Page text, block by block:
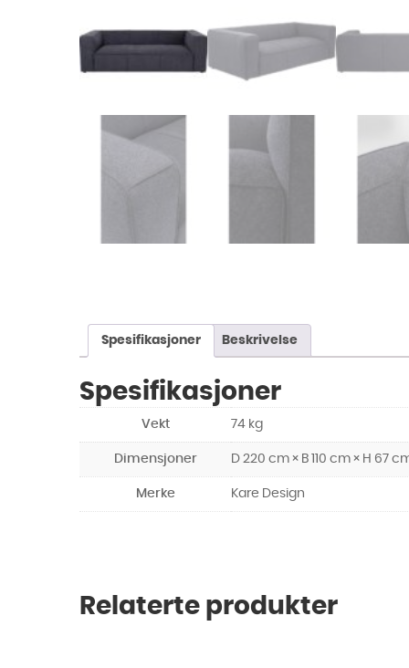
Spesifikasjoner Beskrivelse
Spesifikasjoner
Vekt 74 kg
Dimensjoner D 220 cm × B 110 cm × H 67
Merke Kare Design
Relaterte produkter